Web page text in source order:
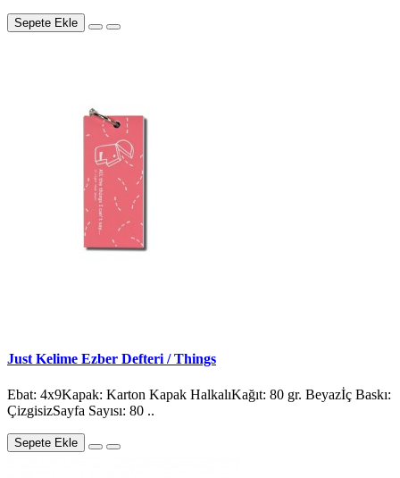
Sepete Ekle
Just Kelime Ezber Defteri / Things
Ebat: 4x9Kapak: Karton Kapak HalkalıKağıt: 80 gr. Beyazİç Baskı:
ÇizgisizSayfa Sayısı: 80 ..
Sepete Ekle